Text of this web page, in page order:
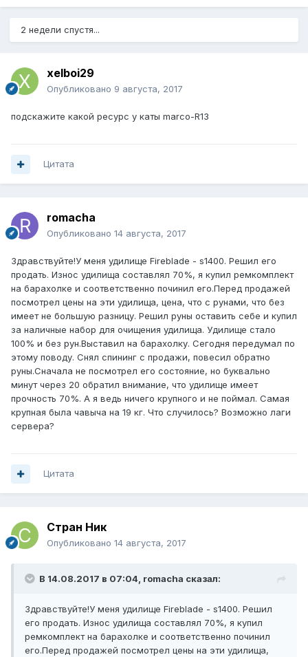
2 недели спустя...
xelboi29
Опубликовано 9 августа, 2017
подскажите какой ресурс у каты marco-R13
Цитата
romacha
Опубликовано 14 августа, 2017
Здравствуйте!У меня удилище Fireblade - s1400. Решил его
продать. Износ удилища составлял 70%, я купил ремкомплект
на барахолке и соответственно починил его.Перед продажей
посмотрел цены на эти удилища, цена, что с рунами, что без
имеет не большую разницу. Решил руны оставить себе и купил
за наличные набор для очищения удилища. Удилище стало
100% и без рун.Выставил на барахолку. Сегодня передумал по
этому поводу. Снял спининг с продажи, повесил обратно
руны.Сначала не посмотрел его состояние, но буквально
минут через 20 обратил внимание, что удилище имеет
прочность 70%. А я ведь ничего крупного и не поймал. Самая
крупная была чавыча на 19 кг. Что случилось? Возможно лаги
сервера?
Цитата
Стран Ник
Опубликовано 14 августа, 2017
В 14.08.2017 в 07:04, romacha сказал:
Здравствуйте!У меня удилище Fireblade - s1400. Решил
его продать. Износ удилища составлял 70%, я купил
ремкомплект на барахолке и соответственно починил
его.Перед продажей посмотрел цены на эти удилища,